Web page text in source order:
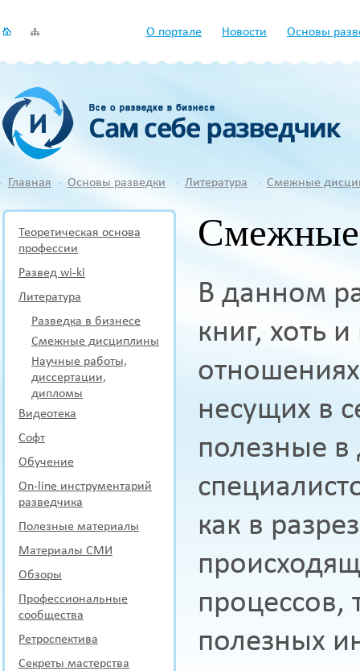
О портале Новости Основы
Главная Основы разведки Литература Смежные
Теоретическая основа
профессии
Развед wi-ki
Литература
Разведка в бизнесе
Смежные дисциплины
Научные работы,
диссертации,
дипломы
Видеотека
Софт
Обучение
On-line инструментарий
разведчика
Полезные материалы
Материалы СМИ
Обзоры
Профессиональные
сообщества
Ретроспектива
Секреты мастерства
В данном
книг, хоть
несущих в
полезные в
как в
процессов,
полезных